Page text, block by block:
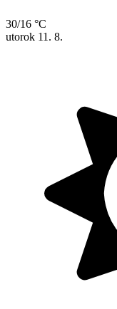
30/16 °C
utorok 11. 8.